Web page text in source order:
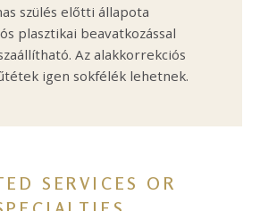
szülés előtti állapota
plasztikai beavatkozással
Az alakkorrekciós
igen sokfélék lehetnek.
SERVICES OR